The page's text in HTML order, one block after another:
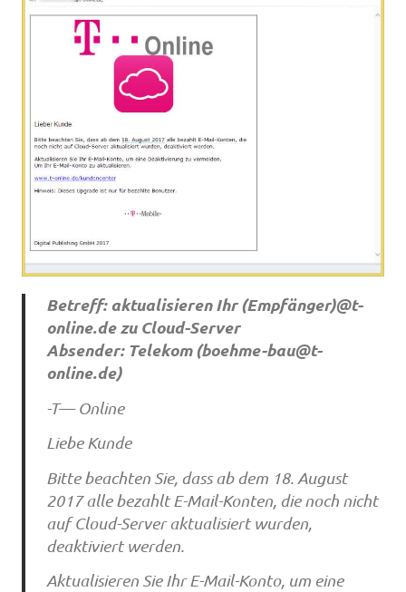
Betreff: aktualisieren Ihr (Empfänger)@t-
online.de zu Cloud-Server
Absender: Telekom (boehme-bau@t-
online.de)
-T— Online
Liebe Kunde
Bitte beachten Sie, dass ab dem 18. August
2017 alle bezahlt E-Mail-Konten, die noch nicht
auf Cloud-Server aktualisiert wurden,
deaktiviert werden.
Aktualisieren Sie Ihr E-Mail-Konto, um eine